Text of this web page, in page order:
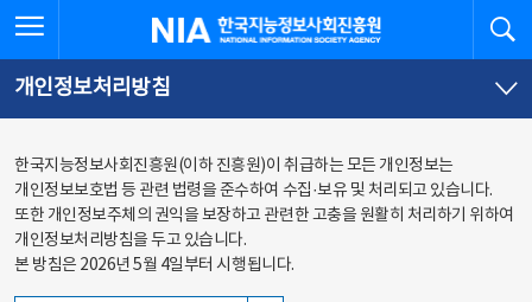
바로가기
바로가기
한국지능정보사회진흥원
개인정보처리방침
한국지능정보사회진흥원(이하 진흥원)이 취급하는 모든 개인정보는
개인정보보호법 등 관련 법령을 준수하여 수집·보유 및 처리되고 있습니다.
또한 개인정보주체의 권익을 보장하고 관련한 고충을 원활히 처리하기 위하여
개인정보처리방침을 두고 있습니다.
본 방침은 2026년 5월 4일부터 시행됩니다.